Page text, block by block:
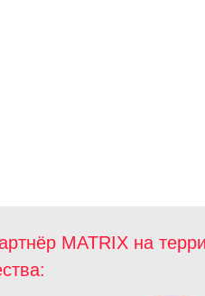
MATRIX на